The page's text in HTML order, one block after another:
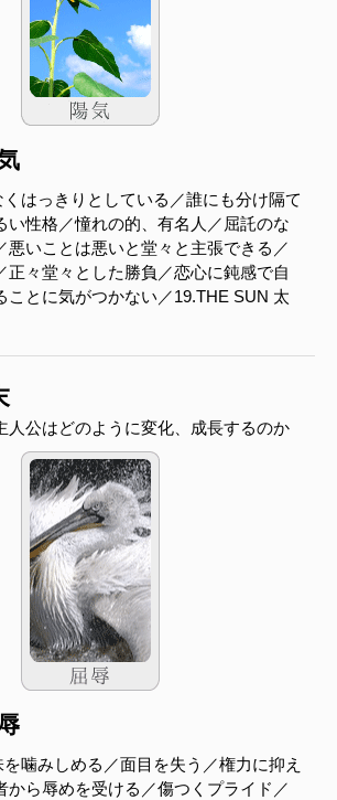
はっきりとしている／誰にも分け隔て
い性格／憧れの的、有名人／屈託のな
悪いことは悪いと堂々と主張できる／
正々堂々とした勝負／恋心に鈍感で自
ことに気がつかない／19.THE SUN 太
人公はどのように変化、成長するのか
を噛みしめる／面目を失う／権力に抑え
から辱めを受ける／傷つくプライド／